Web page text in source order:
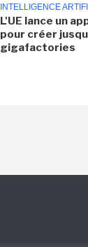
INTELLIGENCE
L'UE lance un
pour créer
gigafactories